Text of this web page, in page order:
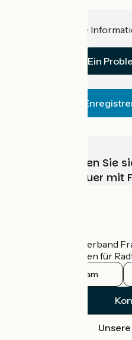
Haben Sie eine
Ein
Wählen, bereiten Sie
Ihr Radabenteuer mit
Der nationale Verband
offizielle Leitfaden für
Instagram